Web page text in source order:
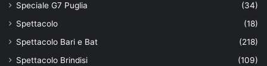
Speciale G7 Puglia
(34)
Spettacolo
(18)
Spettacolo Bari e Bat
(218)
Spettacolo Brindisi
(109)